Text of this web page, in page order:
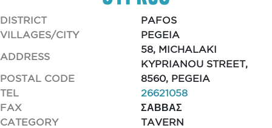
DISTRICT
PAFOS
VILLAGES/CITY
PEGEIA
ADDRESS
58, MICHALAKI
KYPRIANOU STREET,
POSTAL CODE
8560, PEGEIA
TEL
26621058
FAX
ΣΑΒΒΑΣ
CATEGORY
TAVERN